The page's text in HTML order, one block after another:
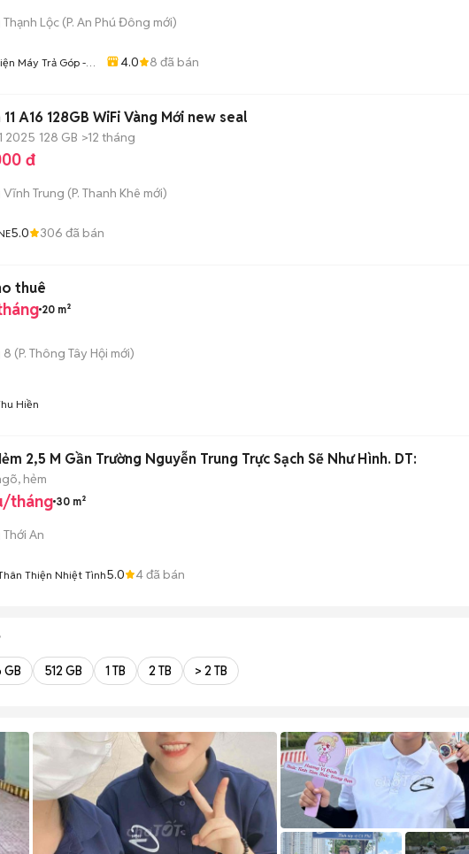
Lộc (P. An Phú Đông mới)
Máy Trả Góp -
4.0 8 đã bán
A16 128GB WiFi Vàng Mới new seal
2025 128 GB >12 tháng
đ
Vĩnh Trung (P. Thanh Khê mới)
5.0 306 đã bán
thuê
20 m²
8 (P. Thông Tây Hội mới)
Hiền
Nhà TA Hẻm 2,5 M Gần Trường Nguyễn Trung Trực Sạch Sẽ Như Hình. DT:
hẻm
tháng 30 m²
An
Thiện Nhiệt Tình5.0 4đã bán
GB 512 GB 1 TB 2 TB > 2 TB